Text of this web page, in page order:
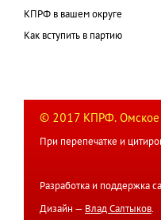
КПРФ в вашем округе
Как вступить в партию
© 2017 КПРФ. Омское
При перепечатке и
Разработка и поддержка
Дизайн — Влад Салтыков.